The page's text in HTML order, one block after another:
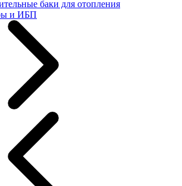
баки для отопления
и ИБП